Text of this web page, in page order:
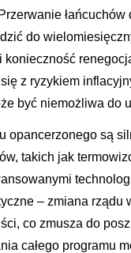
do
konieczność
z ryzykiem
być niemożliwa do
opancerzonego są
takich jak
– zmiana rządu
co zmusza do
całego programu